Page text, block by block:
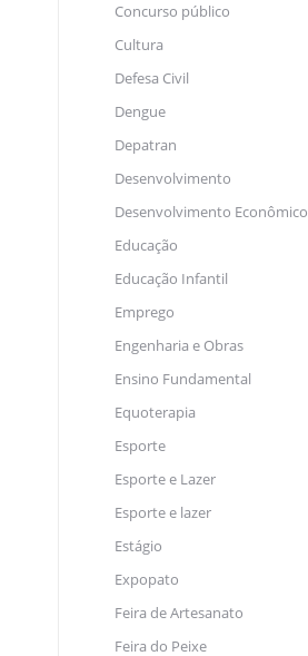
Concurso público
Cultura
Defesa Civil
Dengue
Depatran
Desenvolvimento
Desenvolvimento Econômico
Educação
Educação Infantil
Emprego
Engenharia e Obras
Ensino Fundamental
Equoterapia
Esporte
Esporte e Lazer
Esporte e lazer
Estágio
Expopato
Feira de Artesanato
Feira do Peixe